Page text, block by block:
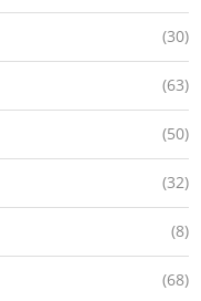
(30)
(63)
(50)
(32)
(8)
(68)